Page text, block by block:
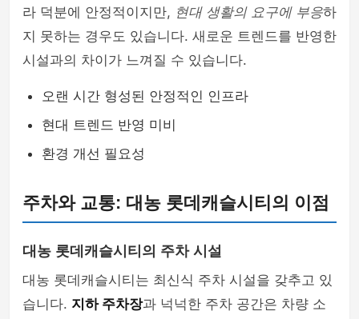
라 덕분에 안정적이지만, 현대 생활의 요구에 부응하
지 못하는 경우도 있습니다. 새로운 트렌드를 반영한
시설과의 차이가 느껴질 수 있습니다.
오랜 시간 형성된 안정적인 인프라
현대 트렌드 반영 미비
환경 개선 필요성
주차와 교통: 대농 롯데캐슬시티의 이점
대농 롯데캐슬시티의 주차 시설
대농 롯데캐슬시티는 최신식 주차 시설을 갖추고 있
습니다. 지하 주차장과 넉넉한 주차 공간은 차량 소